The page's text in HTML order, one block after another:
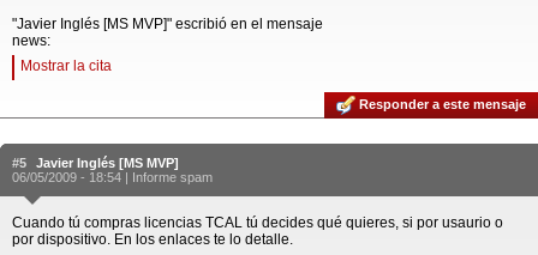
"Javier Inglés [MS MVP]" escribió en el mensaje
news:
Mostrar la cita
Responder a este mensaje
#5
Javier Inglés [MS MVP]
06/05/2009 - 18:54 | Informe spam
Cuando tú compras licencias TCAL tú decides qué quieres, si por usaurio o
por dispositivo. En los enlaces te lo detalle.